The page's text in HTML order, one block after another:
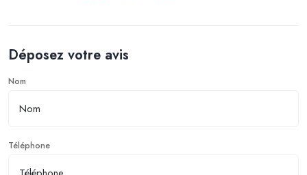
Déposez votre avis
Nom
Téléphone